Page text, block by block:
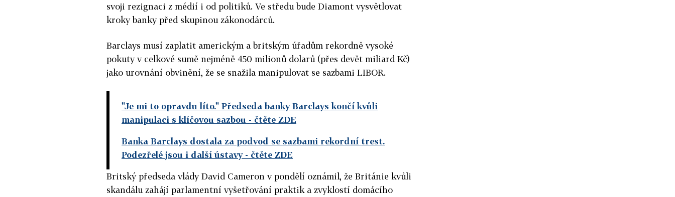
svoji rezignaci z médií i od politiků. Ve středu bude Diamont vysvětlovat
kroky banky před skupinou zákonodárců.
Barclays musí zaplatit americkým a britským úřadům rekordně vysoké
pokuty v celkové sumě nejméně 450 milionů dolarů (přes devět miliard Kč)
jako urovnání obvinění, že se snažila manipulovat se sazbami LIBOR.
"Je mi to opravdu líto." Předseda banky Barclays končí kvůli
manipulaci s klíčovou sazbou - čtěte ZDE
Banka Barclays dostala za podvod se sazbami rekordní trest.
Podezřelé jsou i další ústavy- čtěte ZDE
Britský předseda vlády David Cameron v pondělí oznámil, že Británie kvůli
skandálu zahájí parlamentní vyšetřování praktik a zvyklostí domácího